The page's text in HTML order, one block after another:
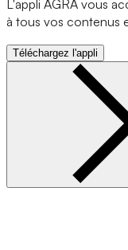
L'appli AGRA vous
à tous vos contenus
Téléchargez l'appli